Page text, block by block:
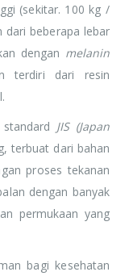
(sekitar. 100 kg /
dari beberapa lebar
dengan melanin
terdiri dari resin
JIS (Japan
terbuat dari bahan
proses tekanan
dengan banyak
permukaan yang
bagi kesehatan